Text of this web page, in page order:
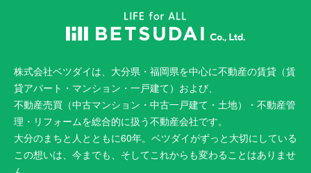
株式会社ベツダイは、大分県・福岡県を中心に不動産の賃貸（賃
貸アパート・マンション・一戸建て）および、
不動産売買（中古マンション・中古一戸建て・土地）・不動産管
理・リフォームを総合的に扱う不動産会社です。
大分のまちと人とともに60年。ベツダイがずっと大切にしている
この想いは、今までも、そしてこれからも変わることはありませ